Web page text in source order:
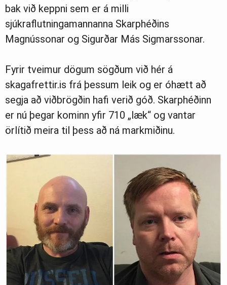
bak við keppni sem er á milli
sjúkraflutningamannanna Skarphéðins
Magnússonar og Sigurðar Más Sigmarssonar.
Fyrir tveimur dögum sögðum við hér á
skagafrettir.is frá þessum leik og er óhætt að
segja að viðbrögðin hafi verið góð. Skarphéðinn
er nú þegar kominn yfir 710 „læk“ og vantar
örlítið meira til þess að ná markmiðinu.